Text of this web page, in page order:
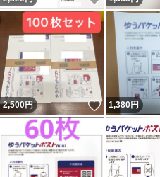
2,500円 いいね！
1,380円